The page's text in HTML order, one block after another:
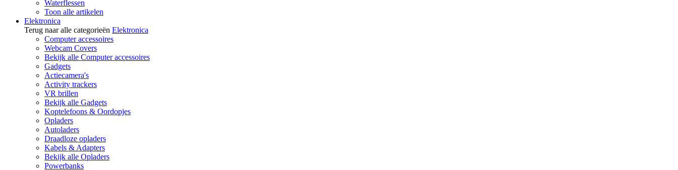
Waterflessen
Toon alle artikelen
Elektronica
Terug naar alle categorieën Elektronica
Computer accessoires
Webcam Covers
Bekijk alle Computer accessoires
Gadgets
Actiecamera's
Activity trackers
VR brillen
Bekijk alle Gadgets
Koptelefoons & Oordopjes
Opladers
Autoladers
Draadloze opladers
Kabels & Adapters
Bekijk alle Opladers
Powerbanks